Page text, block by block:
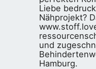
Liebe
Nähprojekt?
und
Hamburg.